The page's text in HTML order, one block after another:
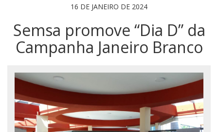
16 DE JANEIRO DE 2024
Semsa promove “Dia D” da
Campanha Janeiro Branco